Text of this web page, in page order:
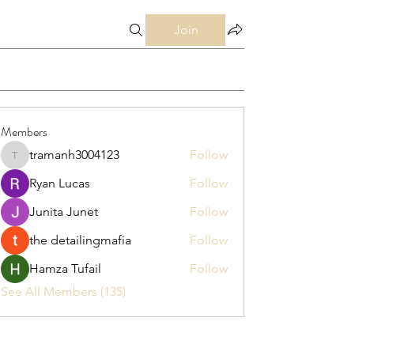
Join
Members
tramanh3004123
tramanh3004123
Follow
Ryan Lucas
Follow
Junita Junet
Follow
the detailingmafia
Follow
Hamza Tufail
Follow
See All Members (135)